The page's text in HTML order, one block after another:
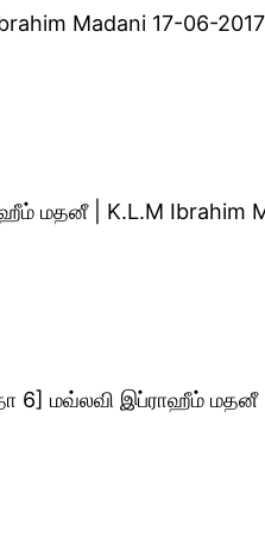
Madani 17-06-
மதனீ | K.L.M Ibrahim
6] மவ்லவி இப்ராஹீம் மதனீ